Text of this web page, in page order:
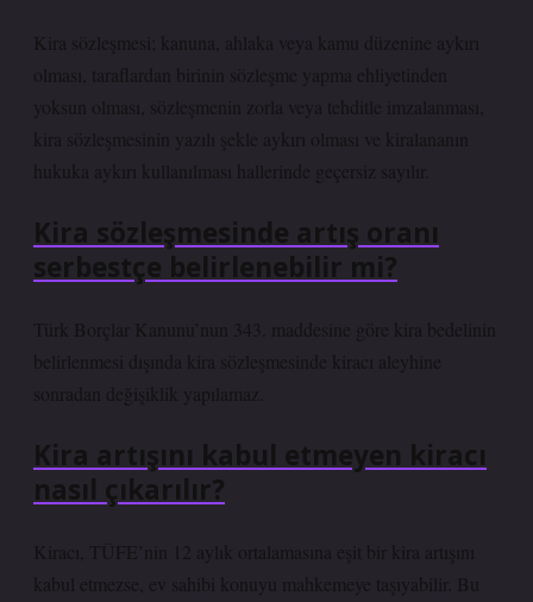
Kira sözleşmesi; kanuna, ahlaka veya kamu düzenine aykırı
olması, taraflardan birinin sözleşme yapma ehliyetinden
yoksun olması, sözleşmenin zorla veya tehditle imzalanması,
kira sözleşmesinin yazılı şekle aykırı olması ve kiralananın
hukuka aykırı kullanılması hallerinde geçersiz sayılır.
Kira sözleşmesinde artış oranı
serbestçe belirlenebilir mi?
Türk Borçlar Kanunu’nun 343. maddesine göre kira bedelinin
belirlenmesi dışında kira sözleşmesinde kiracı aleyhine
sonradan değişiklik yapılamaz.
Kira artışını kabul etmeyen kiracı
nasıl çıkarılır?
Kiracı, TÜFE’nin 12 aylık ortalamasına eşit bir kira artışını
kabul etmezse, ev sahibi konuyu mahkemeye taşıyabilir. Bu